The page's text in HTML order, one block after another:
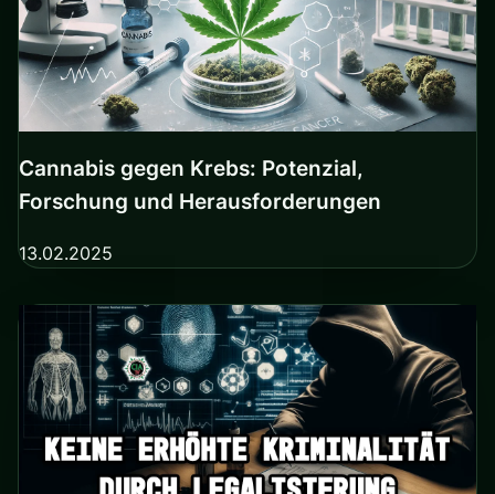
Cannabis gegen Krebs: Potenzial,
Forschung und Herausforderungen
13.02.2025